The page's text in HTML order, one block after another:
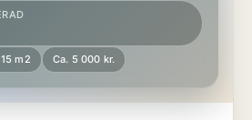
m2 Ca. 5 000 kr.